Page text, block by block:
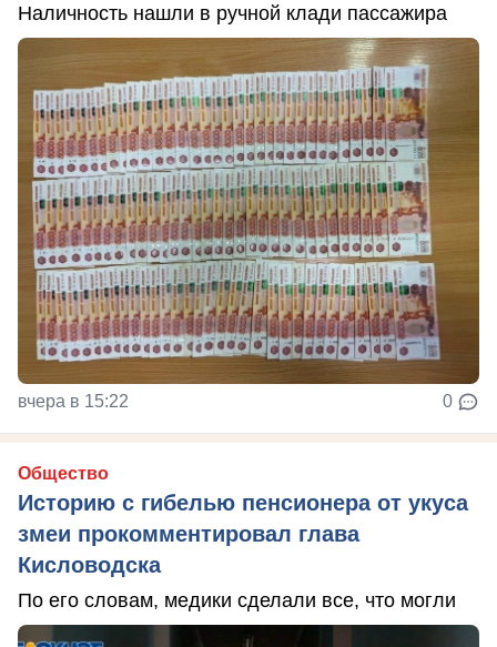
Наличность нашли в ручной клади пассажира
вчера в 15:22 0
Общество
Историю с гибелью пенсионера от укуса
змеи прокомментировал глава
Кисловодска
По его словам, медики сделали все, что могли